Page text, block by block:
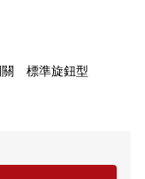
關 標準旋鈕型